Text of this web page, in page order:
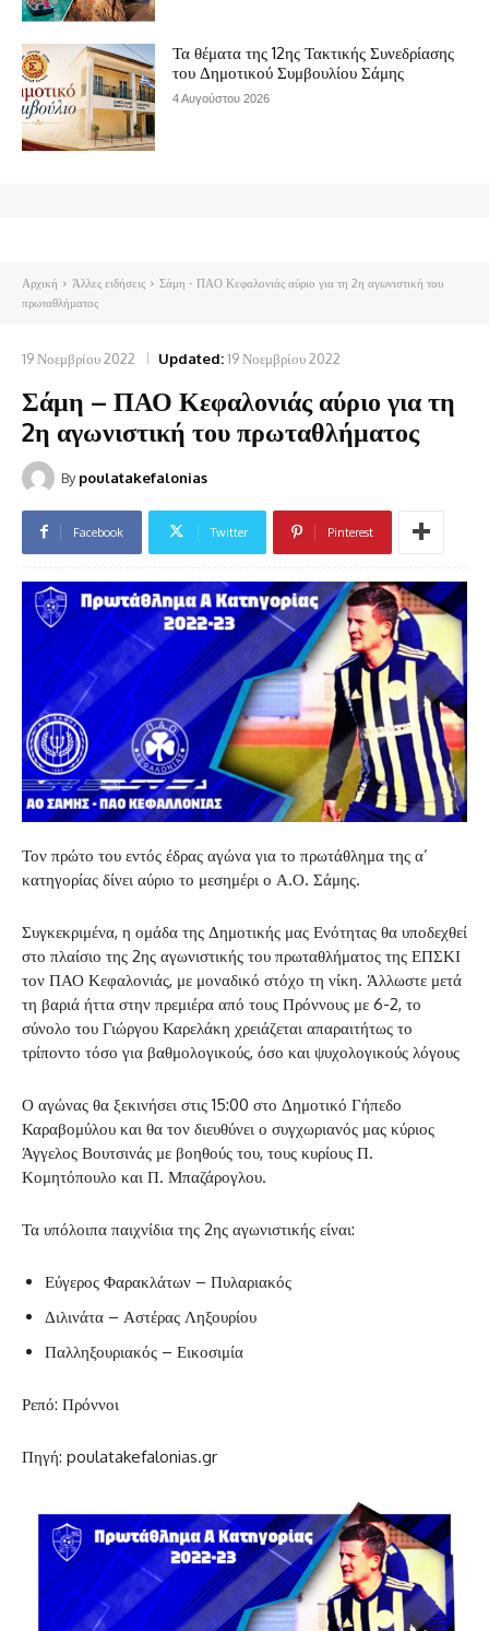
Τα θέματα της 12ης Τακτικής Συνεδρίασης
του Δημοτικού Συμβουλίου Σάμης
4 Αυγούστου 2026